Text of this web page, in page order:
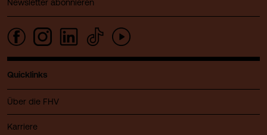
Newsletter abonnieren
Quicklinks
Über die FHV
Karriere